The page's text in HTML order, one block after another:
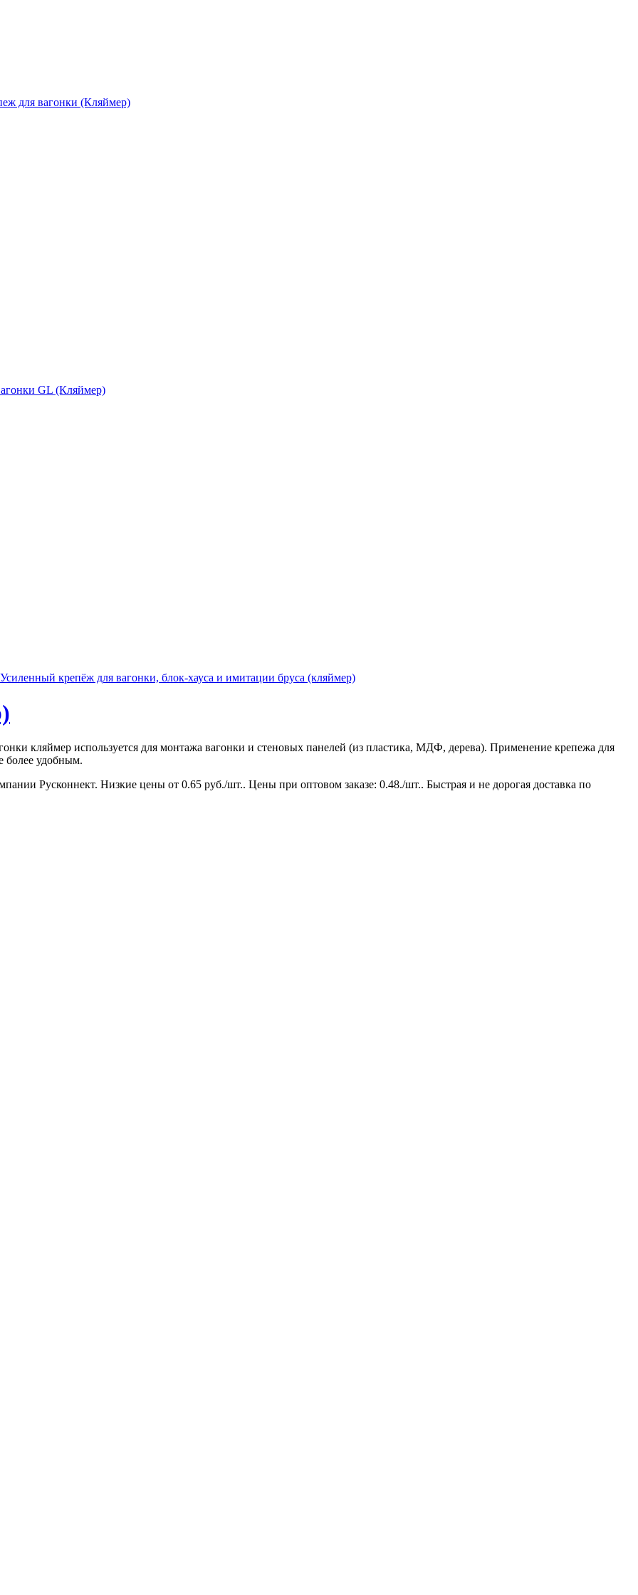
для вагонки (Кляймер)
GL (Кляймер)
Усиленный крепёж для вагонки, блок-хауса и имитации бруса (кляймер)
кляймер используется для монтажа вагонки и стеновых панелей (из пластика, МДФ, дерева). Применение крепежа для
более удобным.
Русконнект. Низкие цены от 0.65 руб./шт.. Цены при оптовом заказе: 0.48./шт.. Быстрая и не дорогая доставка по